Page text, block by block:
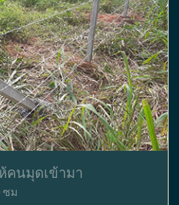
คนมุดเข้ามา
ซม